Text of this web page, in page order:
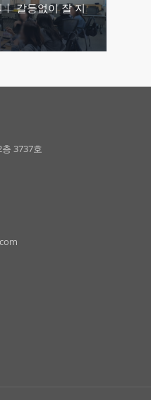
갈등없이 잘 지
3737호